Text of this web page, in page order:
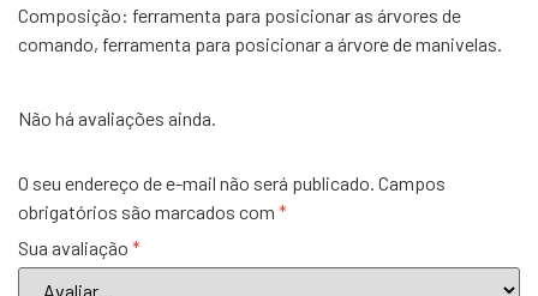
Composição: ferramenta para posicionar as árvores de
comando, ferramenta para posicionar a árvore de manivelas.
Não há avaliações ainda.
O seu endereço de e-mail não será publicado. Campos
obrigatórios são marcados com *
Sua avaliação *